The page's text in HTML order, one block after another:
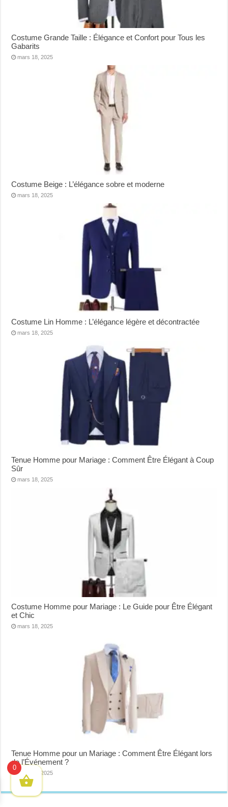
Costume Grande Taille : Élégance et Confort pour Tous les
Gabarits
mars 18, 2025
Costume Beige : L’élégance sobre et moderne
mars 18, 2025
Costume Lin Homme : L’élégance légère et décontractée
mars 18, 2025
Tenue Homme pour Mariage : Comment Être Élégant à Coup
Sûr
mars 18, 2025
Costume Homme pour Mariage : Le Guide pour Être Élégant
et Chic
mars 18, 2025
Tenue Homme pour un Mariage : Comment Être Élégant lors
de l’Événement ?
mars 18, 2025
0